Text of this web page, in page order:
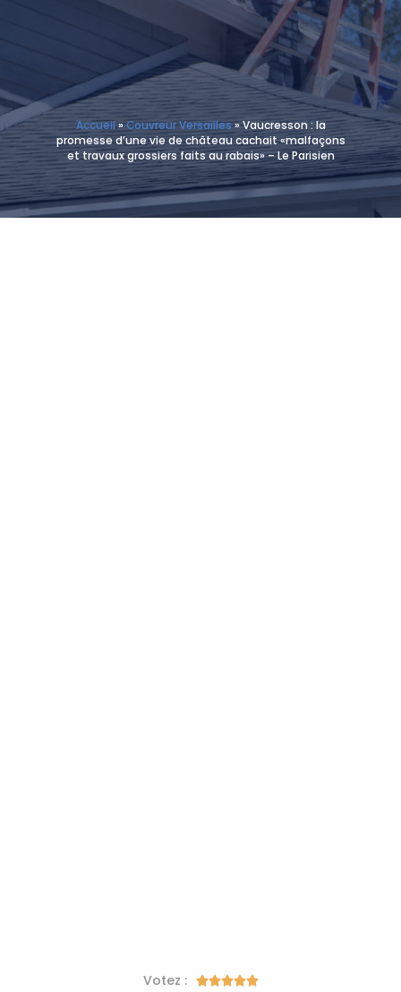
Accueil»Couvreur Versailles»Vaucresson : la
promesse d’une vie de château cachait «malfaçons
et travaux grossiers faits au rabais» – Le Parisien
Votez : 